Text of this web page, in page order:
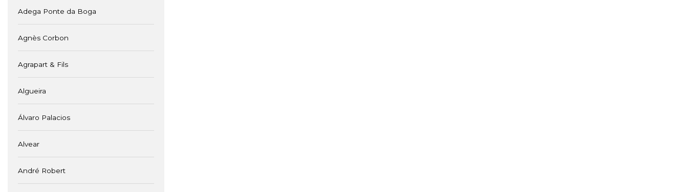
Adega Ponte da Boga
Agnès Corbon
Agrapart & Fils
Algueira
Álvaro Palacios
Alvear
André Robert